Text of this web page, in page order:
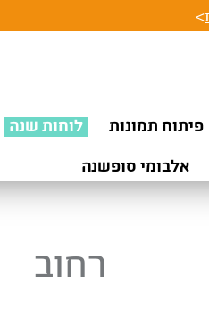
>
פיתוח תמונות לוחות שנה
אלבומי סופשנה
רחוב